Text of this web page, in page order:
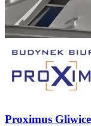
Proximus Gliwice